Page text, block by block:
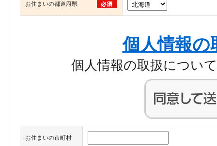
お住まいの都道府県
個人情報の
個人情報の取扱につい
お住まいの市町村